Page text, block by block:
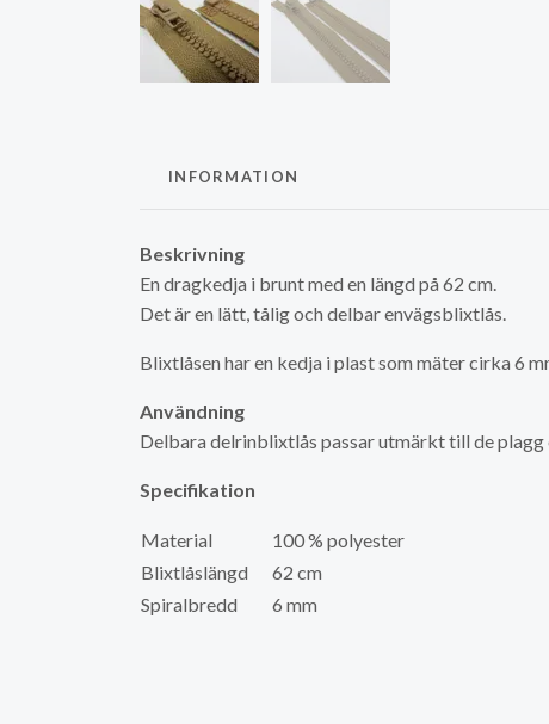
INFORMATION
Beskrivning
En dragkedja i brunt med en längd på 62 cm.
Det är en lätt, tålig och delbar envägsblixtlås.
Blixtlåsen har en kedja i plast som mäter cirka 6
Användning
Delbara delrinblixtlås passar utmärkt till de
Specifikation
Material
100 % polyester
Blixtlåslängd
62 cm
Spiralbredd
6 mm